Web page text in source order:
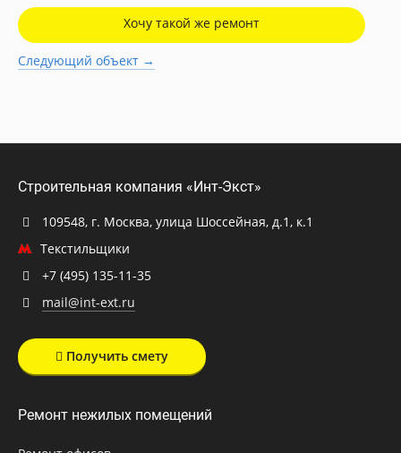
Хочу такой же ремонт
Следующий объект →
Строительная компания «Инт-Экст»
109548, г. Москва, улица Шоссейная, д.1, к.1
Текстильщики
+7 (495) 135-11-35
mail@int-ext.ru
Получить смету
Ремонт нежилых помещений